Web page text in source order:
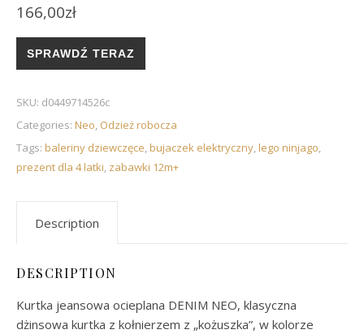
166,00zł
SPRAWDŹ TERAZ
SKU: d0449714526c
Categories: Neo, Odzież robocza
Tags: baleriny dziewczęce,bujaczek elektryczny,lego ninjago,
prezent dla 4 latki, zabawki 12m+
Description
DESCRIPTION
Kurtka jeansowa ocieplana DENIM NEO, klasyczna
dżinsowa kurtka z kołnierzem z „kożuszka”, w kolorze